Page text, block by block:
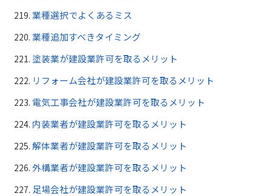
業種選択でよくあるミス
業種追加すべきタイミング
塗装業が建設業許可を取るメリット
リフォーム会社が建設業許可を取るメリット
電気工事会社が建設業許可を取るメリット
内装業者が建設業許可を取るメリット
解体業者が建設業許可を取るメリット
外構業者が建設業許可を取るメリット
足場会社が建設業許可を取るメリット